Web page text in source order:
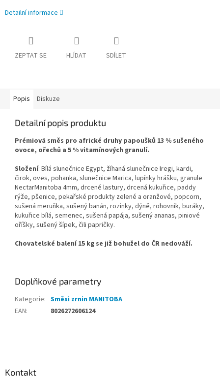
Detailní informace
ZEPTAT SE HLÍDAT SDÍLET
Popis Diskuze
Detailní popis produktu
Prémiová směs pro africké druhy papoušků 13 % sušeného
ovoce, ořechů a 5 % vitamínových granulí.
Složení: Bílá slunečnice Egypt, žíhaná slunečnice Iregi, kardi,
čirok, oves, pohanka, slunečnice Marica, lupínky hrášku, granule
NectarManitoba 4mm, drcené lastury, drcená kukuřice, paddy
rýže, pšenice, pekařské produkty zelené a oranžové, popcorn,
sušená meruňka, sušený banán, rozinky, dýně, rohovník, buráky,
kukuřice bílá, semenec, sušená papája, sušený ananas, piniové
oříšky, sušený šípek, čili papričky.
Chovatelské balení 15 kg se již bohužel do ČR nedováží.
Doplňkové parametry
Kategorie: Směsi zrnin MANITOBA
EAN: 8026272606124
Kontakt